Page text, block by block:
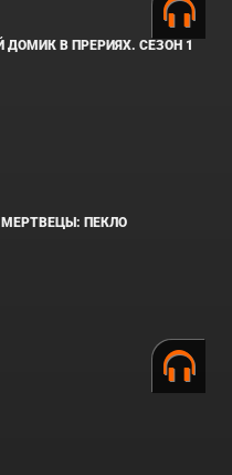
ДОМИК В ПРЕРИЯХ. СЕЗОН 1
ПЕКЛО